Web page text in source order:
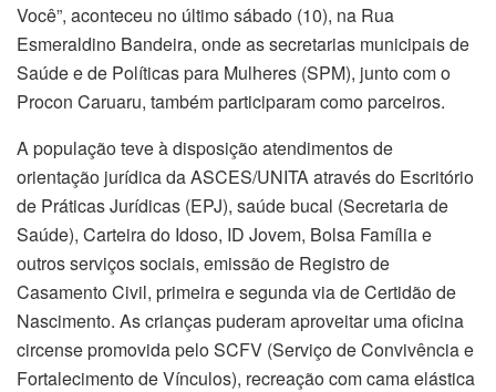
Você”, aconteceu no último sábado (10), na Rua
Esmeraldino Bandeira, onde as secretarias municipais de
Saúde e de Políticas para Mulheres (SPM), junto com o
Procon Caruaru, também participaram como parceiros.
A população teve à disposição atendimentos de
orientação jurídica da ASCES/UNITA através do Escritório
de Práticas Jurídicas (EPJ), saúde bucal (Secretaria de
Saúde), Carteira do Idoso, ID Jovem, Bolsa Família e
outros serviços sociais, emissão de Registro de
Casamento Civil, primeira e segunda via de Certidão de
Nascimento. As crianças puderam aproveitar uma oficina
circense promovida pelo SCFV (Serviço de Convivência e
Fortalecimento de Vínculos), recreação com cama elástica